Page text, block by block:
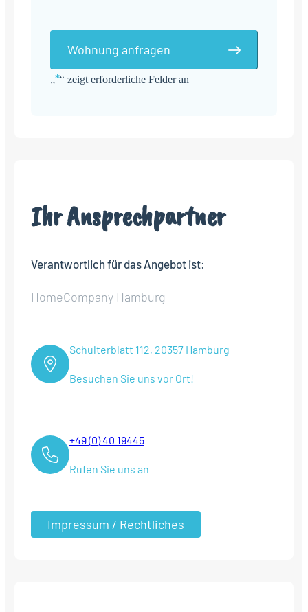
„*“ zeigt erforderliche Felder an
Wohnung anfragen
Ihr Ansprechpartner
Verantwortlich für das Angebot ist:
HomeCompany Hamburg
Schulterblatt 112, 20357 Hamburg
Besuchen Sie uns vor Ort!
+49 (0) 40 19445
Rufen Sie uns an
Impressum / Rechtliches